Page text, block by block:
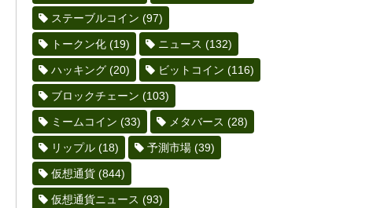
ステーブルコイン (97)
トークン化 (19) ニュース (132)
ハッキング (20) ビットコイン (116)
ブロックチェーン (103)
ミームコイン (33) メタバース (28)
リップル (18) 予測市場 (39)
仮想通貨 (844)
仮想通貨ニュース (93)